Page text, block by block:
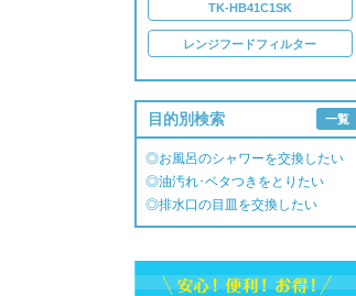
TK-HB41C1SK
レンジフードフィルター
目的別検索 一覧
◎お風呂のシャワーを交換したい
◎油汚れ･ベタつきをとりたい
◎排水口の目皿を交換したい